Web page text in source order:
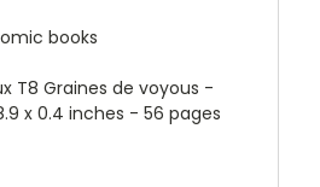
books
T8 Graines de voyous -
x 0.4 inches - 56 pages